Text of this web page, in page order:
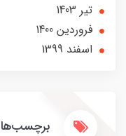
تير 1403
فروردین 1400
اسفند 1399
برچسب‌ها